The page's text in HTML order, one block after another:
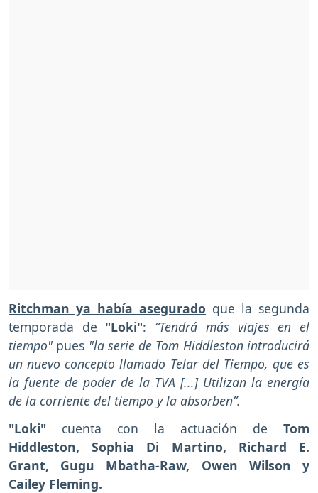
Ritchman ya había asegurado que la segunda
temporada de "Loki": “Tendrá más viajes en el
tiempo" pues "la serie de Tom Hiddleston introducirá
un nuevo concepto llamado Telar del Tiempo, que es
la fuente de poder de la TVA [...] Utilizan la energía
de la corriente del tiempo y la absorben”.
"Loki" cuenta con la actuación de Tom
Hiddleston, Sophia Di Martino, Richard E.
Grant, Gugu Mbatha-Raw, Owen Wilson y
Cailey Fleming.